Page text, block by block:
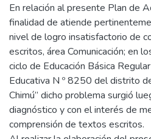
En relación al presente Plan de
finalidad de atiende
nivel de logro insatisfactorio de
escritos, área Comunicación; en
ciclo de Educación Básica
Educativa N º 8250 del distrito
Chimú” dicho problema surgió
diagnóstico y con el interés de
comprensión de textos escritos.